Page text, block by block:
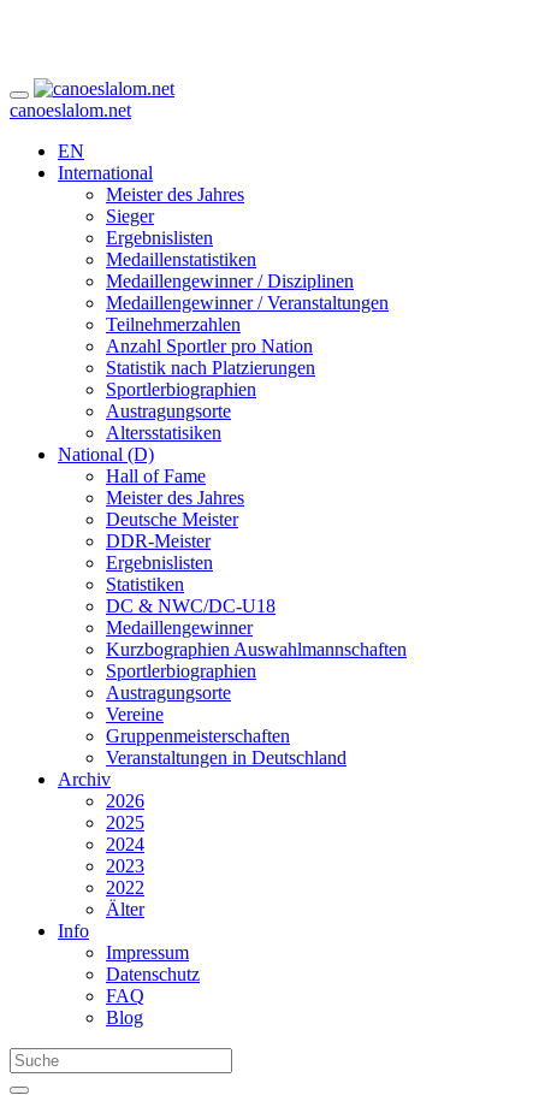
canoeslalom.net
EN
International
Meister des Jahres
Sieger
Ergebnislisten
Medaillenstatistiken
Medaillengewinner / Disziplinen
Medaillengewinner / Veranstaltungen
Teilnehmerzahlen
Anzahl Sportler pro Nation
Statistik nach Platzierungen
Sportlerbiographien
Austragungsorte
Altersstatisiken
National (D)
Hall of Fame
Meister des Jahres
Deutsche Meister
DDR-Meister
Ergebnislisten
Statistiken
DC & NWC/DC-U18
Medaillengewinner
Kurzbographien Auswahlmannschaften
Sportlerbiographien
Austragungsorte
Vereine
Gruppenmeisterschaften
Veranstaltungen in Deutschland
Archiv
2026
2025
2024
2023
2022
Älter
Info
Impressum
Datenschutz
FAQ
Blog